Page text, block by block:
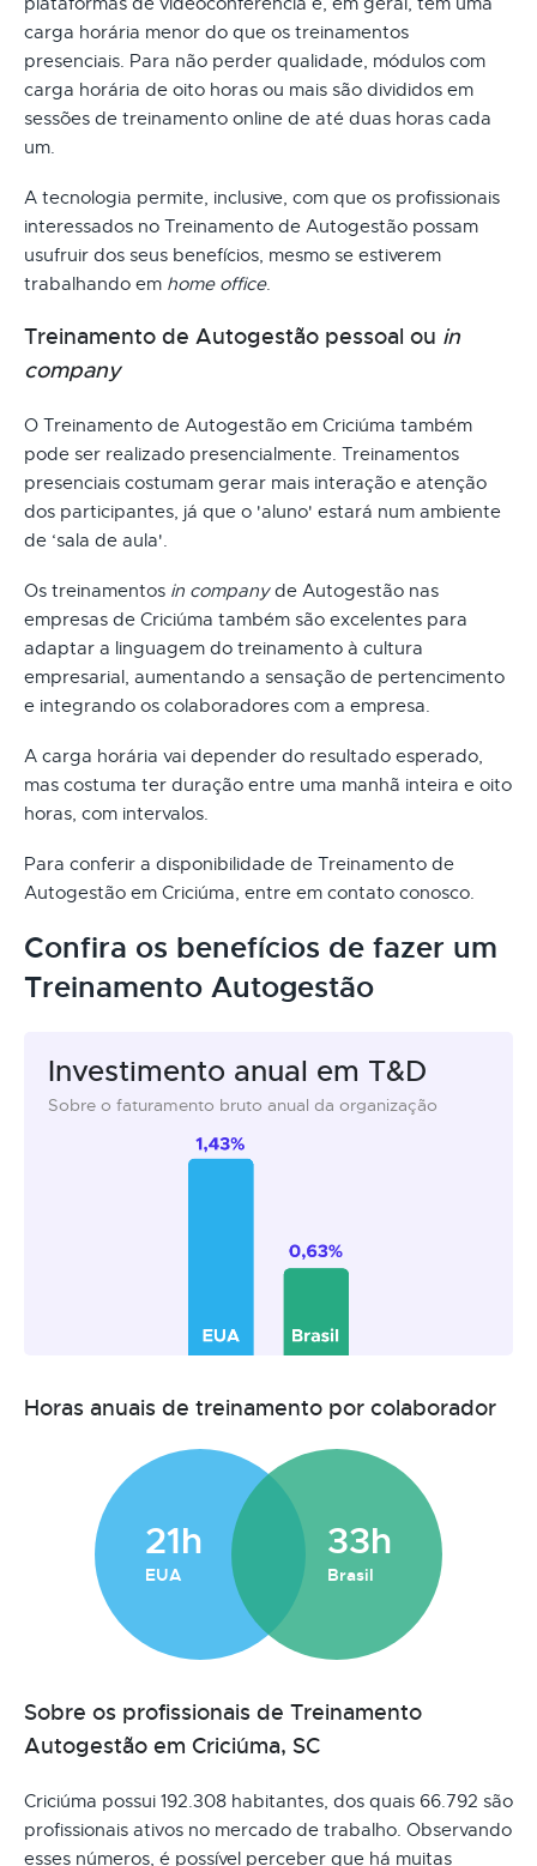
carga horária menor do que os treinamentos
presenciais. Para não perder qualidade, módulos com
carga horária de oito horas ou mais são divididos em
sessões de treinamento online de até duas horas cada
um.
A tecnologia permite, inclusive, com que os profissionais
interessados no Treinamento de Autogestão possam
usufruir dos seus benefícios, mesmo se estiverem
trabalhando em home office.
Treinamento de Autogestão pessoal ou in
company
O Treinamento de Autogestão em Criciúma também
pode ser realizado presencialmente. Treinamentos
presenciais costumam gerar mais interação e atenção
dos participantes, já que o 'aluno' estará num ambiente
de ‘sala de aula'.
Os treinamentos in companyde Autogestão nas
empresas de Criciúma também são excelentes para
adaptar a linguagem do treinamento à cultura
empresarial, aumentando a sensação de pertencimento
e integrando os colaboradores com a empresa.
A carga horária vai depender do resultado esperado,
mas costuma ter duração entre uma manhã inteira e oito
horas, com intervalos.
Para conferir a disponibilidade de Treinamento de
Autogestão em Criciúma, entre em contato conosco.
Confira os benefícios de fazer um
Treinamento Autogestão
Investimento anual em T&D
Sobre o faturamento bruto anual da organização
Horas anuais de treinamento por colaborador
21h
EUA
33h
Brasil
Sobre os profissionais de Treinamento
Autogestão em Criciúma, SC
Criciúma possui 192.308 habitantes, dos quais 66.792 são
profissionais ativos no mercado de trabalho. Observando
esses números, é possível perceber que há muitas